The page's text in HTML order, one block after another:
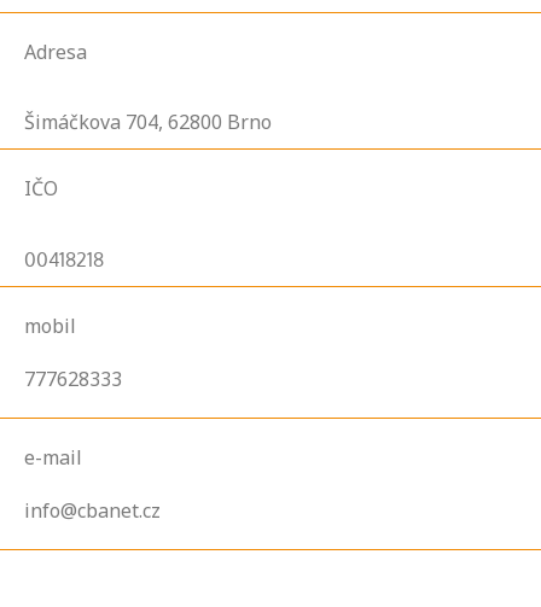
Adresa
Šimáčkova 704, 62800 Brno
IČO
00418218
mobil
777628333
e-mail
info@cbanet.cz